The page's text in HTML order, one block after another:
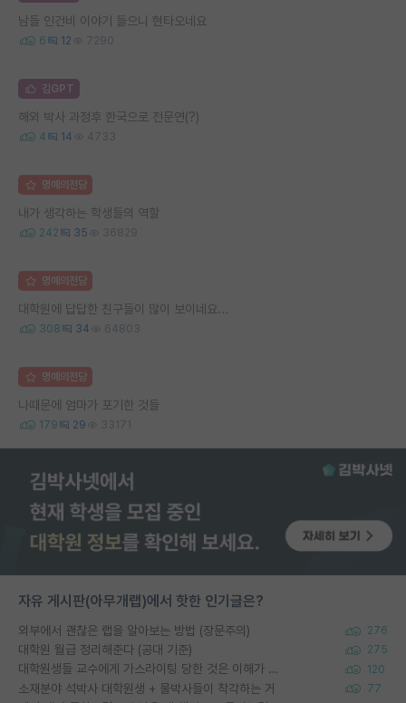
남들 인건비 이야기 들으니 현타오네요
6 12 7290
김GPT
해외 박사 과정후 한국으로 전문연(?)
4 14 4733
명예의전당
내가 생각하는 학생들의 역할
242 35 36829
명예의전당
대학원에 답답한 친구들이 많이 보이네요...
308 34 64803
명예의전당
나때문에 엄마가 포기한 것들
179 29 33171
자유 게시판(아무개랩)에서 핫한 인기글은?
외부에서 괜찮은 랩을 알아보는 방법 (장문주의) 276
대학원 월급 정리해준다 (공대 기준) 275
대학원생들 교수에게 가스라이팅 당한 것은 이해가 갑니다. 안타깝네요. 120
소재분야 석박사 대학원생 + 물박사들이 착각하는 거 77